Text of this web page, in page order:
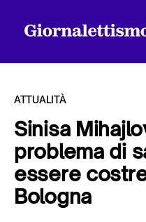
Tutti gli articoli
Chi siamo
ATTUALITÀ
Sinisa
problema di
essere
Bologna